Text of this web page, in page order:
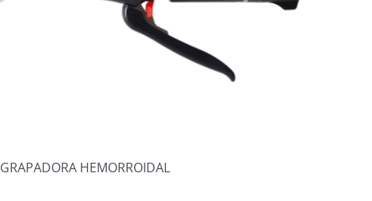
GRAPADORA HEMORROIDAL